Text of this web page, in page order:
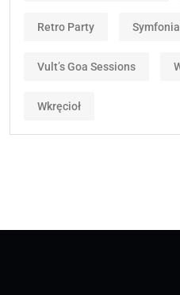
Retro Party
Vult’s Goa Sessions
Wkręcioł